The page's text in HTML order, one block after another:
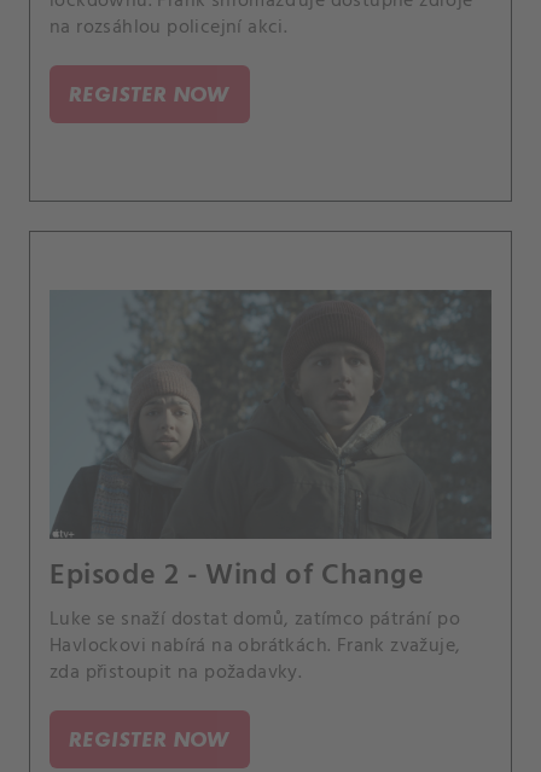
na rozsáhlou policejní akci.
REGISTER NOW
Episode 2 - Wind of Change
Luke se snaží dostat domů, zatímco pátrání po
Havlockovi nabírá na obrátkách. Frank zvažuje,
zda přistoupit na požadavky.
REGISTER NOW